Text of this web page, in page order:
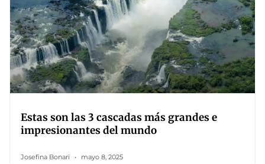
Estas son las 3 cascadas más grandes e
impresionantes del mundo
Josefina Bonari mayo 8, 2025